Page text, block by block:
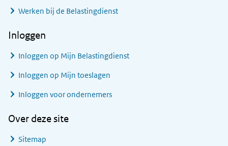
Werken bij de Belastingdienst
Inloggen
Inloggen op Mijn Belastingdienst
Inloggen op Mijn toeslagen
Inloggen voor ondernemers
Over deze site
Sitemap